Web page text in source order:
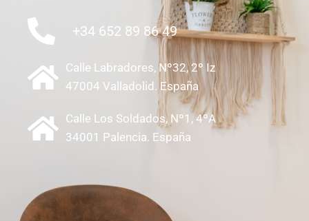
+34 652 89 86 49
Calle Labradores, Nº32, 2º Iz
47004 Valladolid. España
Calle Los Soldados, Nº1, 4ºA
34001 Palencia. España